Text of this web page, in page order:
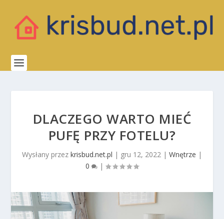
DLACZEGO WARTO MIEĆ
PUFĘ PRZY FOTELU?
Wysłany przez krisbud.net.pl | gru 12, 2022 | Wnętrze |
0
|